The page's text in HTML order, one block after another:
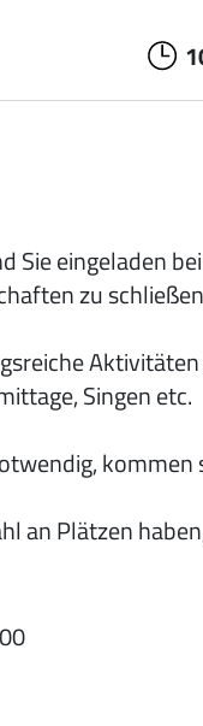
Sie eingeladen
zu
Singen etc.
an Plätzen